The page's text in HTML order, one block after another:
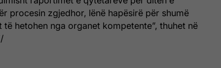
procesin zgjedhor, lënë hapësirë për shumë
të hetohen nga organet kompetente”, thuhet në